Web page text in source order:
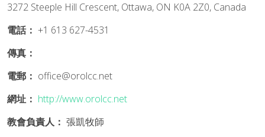
3272 Steeple Hill Crescent, Ottawa, ON K0A 2Z0, Canada
電話： +1 613 627-4531
傳真：
電郵： office@orolcc.net
網址： http://www.orolcc.net
教會負責人： 張凱牧師